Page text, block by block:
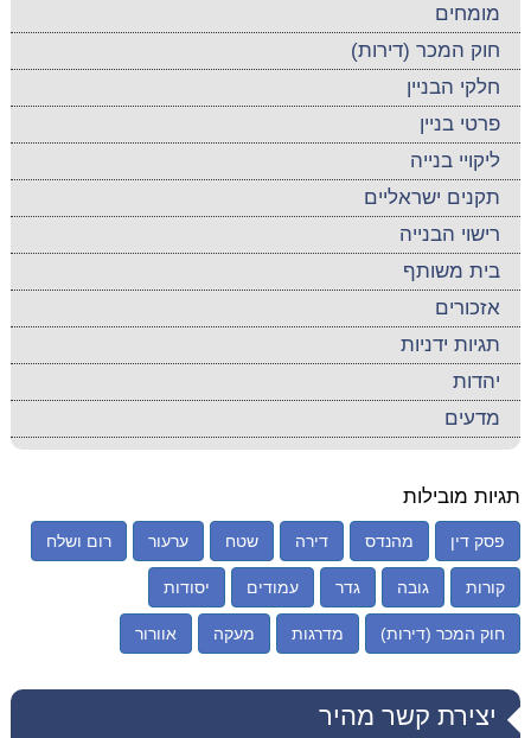
מומחים
חוק המכר (דירות)
חלקי הבניין
פרטי בניין
ליקויי בנייה
תקנים ישראליים
רישוי הבנייה
בית משותף
אזכורים
תגיות ידניות
יהדות
מדעים
תגיות מובילות
פסק דין מהנדס דירה שטח ערעור רום ושלח
קורות גובה גדר עמודים יסודות
חוק המכר (דירות) מדרגות מעקה אוורור
יצירת קשר מהיר